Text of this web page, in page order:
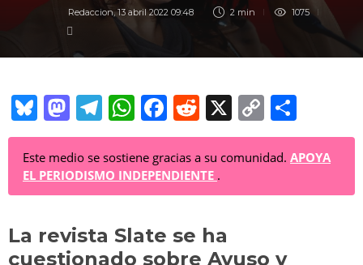
Redaccion,13 abril 2022 09:48 2 min 1075
Bl
u
e
sk
y
M
a
st
o
d
o
T
el
e
gr
a
m
W
h
at
s
A
p
F
a
c
e
b
o
R
e
d
di
t
X
C
o
p
y
n
o
m
p
Este medio se sostiene gracias a su comunidad. APOYA
EL PERIODISMO INDEPENDIENTE .
La revista Slate se ha
cuestionado sobre Ayuso y